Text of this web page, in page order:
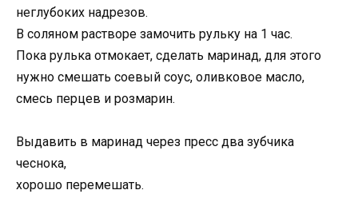
неглубоких надрезов.
В соляном растворе замочить рульку на 1 час.
Пока рулька отмокает, сделать маринад, для этого
нужно смешать соевый соус, оливковое масло,
смесь перцев и розмарин.
Выдавить в маринад через пресс два зубчика
чеснока,
хорошо перемешать.